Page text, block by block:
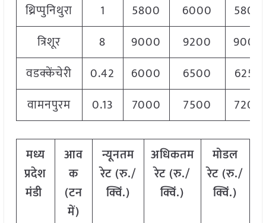
थ्रिप्पुनिथुरा
1 5800 6000
5800
त्रिशूर
8 9000 9200
9000
वडक्केंचेरी
0.42 6000 6500
6250
वामनपुरम
0.13 7000 7500 7200
मध्य
प्रदेश
मंडी
आव
क
(टन
में)
न्यूनतम
रेट (रु./
क्विं.)
अधिकतम
रेट (रु./
क्विं.)
मोडल
रेट (रु./
क्विं.)